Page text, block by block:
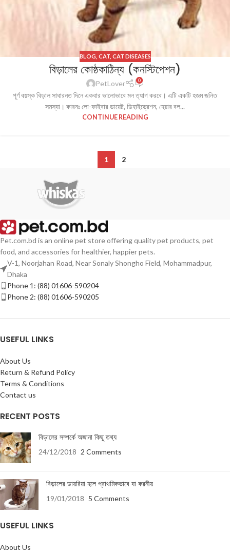
BLOG CAT, CAT DISEASES
বিড়ালের কোষ্ঠকাঠিন্য (কনস্টিপেশন)
PetLover 0
পূর্ণ বয়স্ক বিড়াল সাধারনত দিনে একবার ভালোভাবে মল ত্যাগ করবে। এটি একটি হজম জনিত
সমস্যা। কারনঃ লো-ফাইবার ডায়েট, ডিহাইড্রেশন, হেয়ার বল...
CONTINUE READING
1 2
Pet.com.bd is an online pet store offering quality pet products, pet
food, and accessories for healthier, happier pets.
V-1, Noorjahan Road, Near Sonaly Shongho Field, Mohammadpur,
Dhaka
Phone 1: (88) 01606-590204
Phone 2: (88) 01606-590205
USEFUL LINKS
About Us
Return & Refund Policy
Terms & Conditions
Contact us
RECENT POSTS
বিড়ালের সম্পর্কে অজানা কিছু তথ্য
24/12/2018 2 Comments
বিড়ালের ডায়রিয়া হলে প্রাথমিকভাবে যা করনীয়
19/01/2018 5 Comments
USEFUL LINKS
About Us